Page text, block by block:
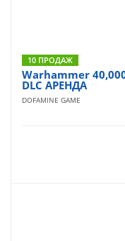
10 ПРОДАЖ
Warhammer
DLC АРЕНДА
DOFAMINE GAME